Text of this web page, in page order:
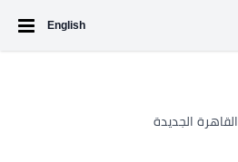
English
القاهرة الجديدة